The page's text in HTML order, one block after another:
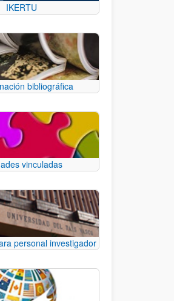
IKERTU
bibliográfica
vinculadas
personal investigador